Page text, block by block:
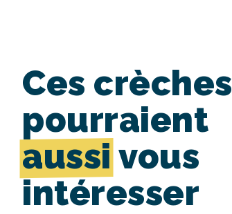
Ces crèches
pourraient
aussi vous
intéresser